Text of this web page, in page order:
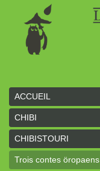
ACCUEIL
CHIBI
CHIBISTOURI
Trois contes öropaens